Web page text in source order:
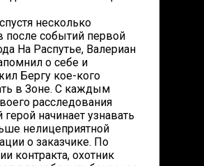
несколько
после событий первой
На Распутье, Валериан
о себе и
Бергу кое-кого
в Зоне. С каждым
расследования
начинает узнавать
нелицеприятной
о заказчике. По
контракта, охотник